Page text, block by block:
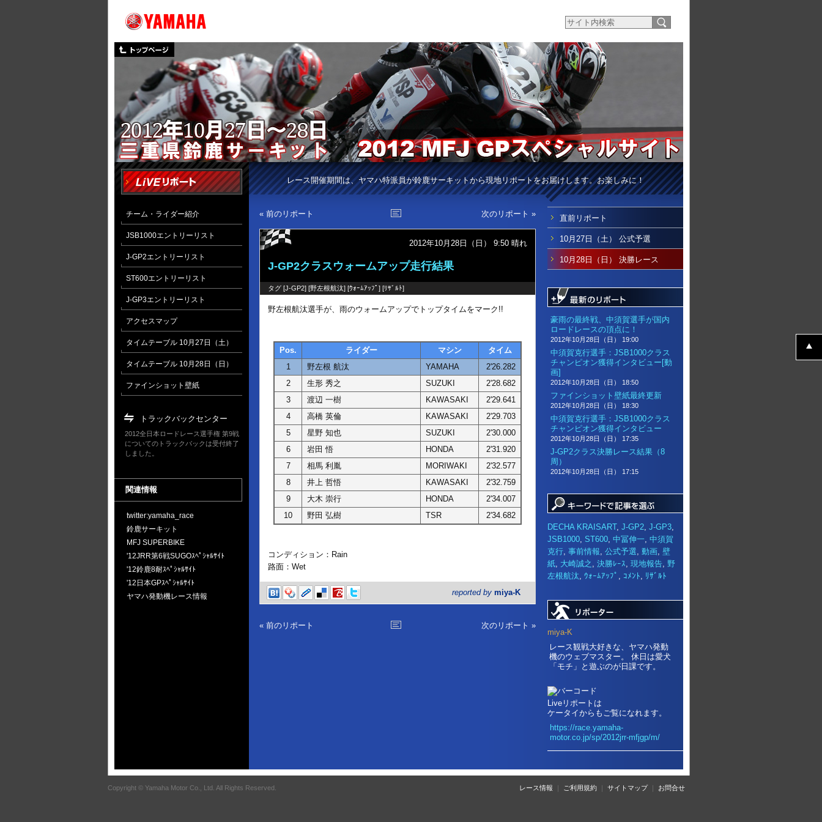
レース開催期間は、ヤマハ特派員が鈴鹿サーキットから現地リポートをお届けします。お楽しみに！
« 前のリポート 次のリポート »
2012年10月28日（日） 9:50 晴れ
J-GP2クラスウォームアップ走行結果
タグ [J-GP2] [野左根航汰] [ｳｫｰﾑｱｯﾌﾟ ] [ﾘｻﾞﾙﾄ]
野左根航汰選手が、雨のウォームアップでトップタイムをマーク!!
Pos. ライダー マシン
タイム
1
野左根 航汰 YAMAHA
2'26.282
2
生形 秀之 SUZUKI
2'28.682
3
渡辺 一樹 KAWASAKI
2'29.641
4
高橋 英倫 KAWASAKI
2'29.703
5
星野 知也 SUZUKI
2'30.000
6
岩田 悟 HONDA
2'31.920
7
相馬 利胤 MORIWAKI
2'32.577
8
井上 哲悟 KAWASAKI
2'32.759
9
大木 崇行 HONDA
2'34.007
10
野田 弘樹 TSR 2'34.682
コンディション：Rain
路面：Wet
reported by miya-K
« 前のリポート 次のリポート »
直前リポート
10月27日（土） 公式予選
10月28日（日） 決勝レース
豪雨の最終戦、中須賀選手が国内
ロードレースの頂点に！
2012年10月28日（日） 19:00
中須賀克行選手：JSB1000クラス
チャンピオン獲得インタビュー[動
画]
2012年10月28日（日） 18:50
ファインショット壁紙最終更新
2012年10月28日（日） 18:30
中須賀克行選手：JSB1000クラス
チャンピオン獲得インタビュー
2012年10月28日（日） 17:35
J-GP2クラス決勝レース結果（8
周）
2012年10月28日（日） 17:15
DECHA KRAISART, J-GP2, J-GP3,
JSB1000, ST600, 中冨伸一, 中須賀
克行, 事前情報, 公式予選, 動画, 壁
紙, 大崎誠之 , 決勝ﾚｰｽ, 現地報告, 野
左根航汰, ｳｫｰﾑｱｯﾌﾟ , ｺﾒﾝﾄ, ﾘｻﾞﾙﾄ
miya-K
レース観戦大好きな、ヤマハ発動
機のウェブマスター。 休日は愛犬
「モチ」と遊ぶのが日課です。
Liveリポートは
ケータイからもご覧になれます。
https://race.yamaha-
motor.co.jp/sp/2012jrr-mfjgp/m/
チーム・ライダー紹介
JSB1000エントリーリスト
J-GP2エントリーリスト
ST600エントリーリスト
J-GP3エントリーリスト
アクセスマップ
タイムテーブル 10月27日（土）
タイムテーブル 10月28日（日）
ファインショット壁紙
トラックバックセンター
2012全日本ロードレース選手権 第9戦
についてのトラックバックは受付終了
しました。
関連情報
twitter:yamaha_race
鈴鹿サーキット
MFJ SUPERBIKE
'12JRR第6戦SUGOｽﾍﾟｼｬﾙｻｲﾄ
'12鈴鹿8耐ｽﾍﾟｼｬﾙｻｲﾄ
'12日本GPｽﾍﾟｼｬﾙｻｲﾄ
ヤマハ発動機レース情報
レース情報 ｜ ご利用規約 ｜ サイトマップ｜ お問合せ
Copyright © Yamaha Motor Co., Ltd. All Rights Reserved.